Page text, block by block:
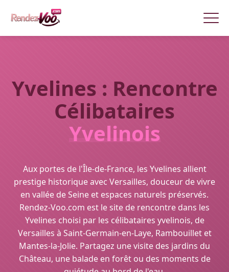
Yvelines : Rencontre
Célibataires
Yvelinois
Aux portes de l'Île-de-France, les Yvelines allient
prestige historique avec Versailles, douceur de vivre
en vallée de Seine et espaces naturels préservés.
Rendez-Voo.com est le site de rencontre dans les
Yvelines choisi par les célibataires yvelinois, de
Versailles à Saint-Germain-en-Laye, Rambouillet et
Mantes-la-Jolie. Partagez une visite des jardins du
Château, une balade en forêt ou des moments de